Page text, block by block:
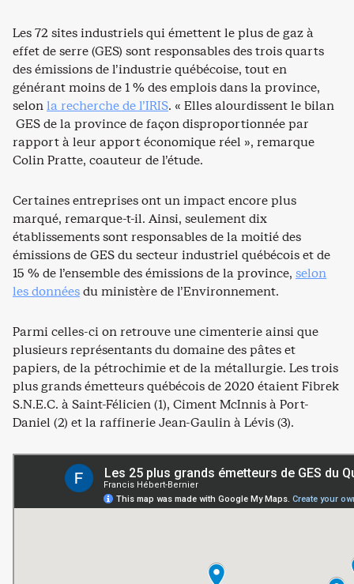
Les 72 sites industriels qui émettent le plus de gaz à
effet de serre (GES) sont responsables des trois quarts
des émissions de l’industrie québécoise, tout en
générant moins de 1 % des emplois dans la province,
selonla recherche de l’IRIS. « Elles alourdissent le bilan
GES de la province de façon disproportionnée par
rapport à leur apport économique réel », remarque
Colin Pratte, coauteur de l’étude.
Certaines entreprises ont un impact encore plus
marqué, remarque-t-il. Ainsi, seulement dix
établissements sont responsables de la moitié des
émissions de GES du secteur industriel québécois et de
15 % de l’ensemble des émissions de la province, selon
les donnéesdu ministère de l’Environnement.
Parmi celles-ci on retrouve une cimenterie ainsi que
plusieurs représentants du domaine des pâtes et
papiers, de la pétrochimie et de la métallurgie. Les trois
plus grands émetteurs québécois de 2020 étaient Fibrek
S.N.E.C. à Saint-Félicien (1), Ciment McInnis à Port-
Daniel (2) et la raffinerie Jean-Gaulin à Lévis (3).